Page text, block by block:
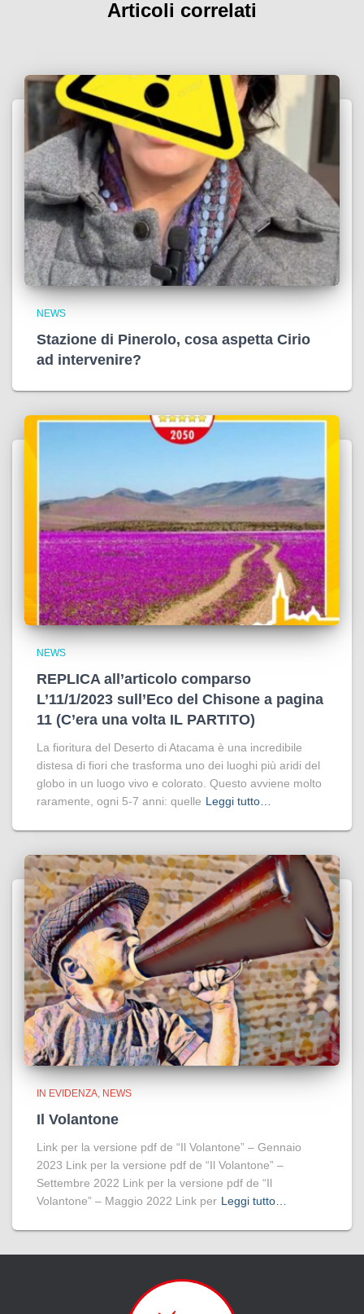
Articoli correlati
NEWS
Stazione di Pinerolo, cosa aspetta Cirio
ad intervenire?
NEWS
REPLICA all’articolo comparso
L’11/1/2023 sull’Eco del Chisone a pagina
11 (C’era una volta IL PARTITO)
La fioritura del Deserto di Atacama è una incredibile
distesa di fiori che trasforma uno dei luoghi più aridi del
globo in un luogo vivo e colorato. Questo avviene molto
raramente, ogni 5-7 anni: quelle Leggi tutto…
IN EVIDENZA NEWS
Il Volantone
Link per la versione pdf de “Il Volantone” – Gennaio
2023 Link per la versione pdf de “Il Volantone” –
Settembre 2022 Link per la versione pdf de “Il
Volantone” – Maggio 2022 Link per Leggi tutto…